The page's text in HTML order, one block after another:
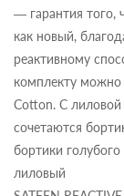
— гарантия того,
как новый,
реактивному
комплекту можно
Cotton. С лиловой
сочетаются
бортики
лиловый